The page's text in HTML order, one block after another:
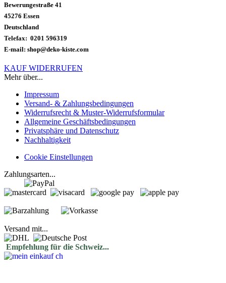
Bewerungestraße 41
45276 Essen
Deutschland
Telefax: 0201 596319
E-mail: shop@deko-kiste.com
KAUF WIDERRUFEN
Mehr über...
Impressum
Versand- & Zahlungsbedingungen
Widerrufsrecht & Muster-Widerrufsformular
Allgemeine Geschäftsbedingungen
Privatsphäre und Datenschutz
Nachhaltigkeit
Cookie Einstellungen
Zahlungsarten...
Versand mit...
Empfehlung für die Schweiz...